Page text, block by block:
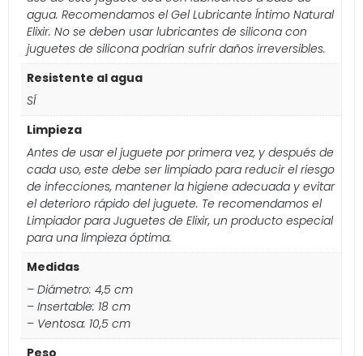
agua. Recomendamos el Gel Lubricante Íntimo Natural
Elixir. No se deben usar lubricantes de silicona con
juguetes de silicona podrían sufrir daños irreversibles.
Resistente al agua
SÍ
Limpieza
Antes de usar el juguete por primera vez, y después de
cada uso, este debe ser limpiado para reducir el riesgo
de infecciones, mantener la higiene adecuada y evitar
el deterioro rápido del juguete. Te recomendamos el
Limpiador para Juguetes de Elixir, un producto especial
para una limpieza óptima.
Medidas
– Diámetro: 4,5 cm
– Insertable: 18 cm
– Ventosa: 10,5 cm